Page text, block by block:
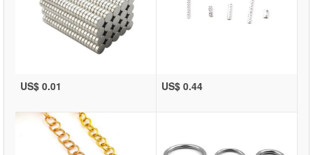
US$ 0.01 US$ 0.44